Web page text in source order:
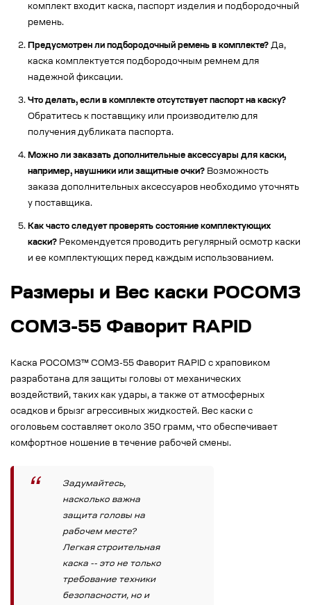
комплект входит каска, паспорт изделия и подбородочный
ремень.
Предусмотрен ли подбородочный ремень в комплекте? Да,
каска комплектуется подбородочным ремнем для
надежной фиксации.
Что делать, если в комплекте отсутствует паспорт на каску?
Обратитесь к поставщику или производителю для
получения дубликата паспорта.
Можно ли заказать дополнительные аксессуары для каски,
например, наушники или защитные очки? Возможность
заказа дополнительных аксессуаров необходимо уточнять
у поставщика.
Как часто следует проверять состояние комплектующих
каски? Рекомендуется проводить регулярный осмотр каски
и ее комплектующих перед каждым использованием.
Размеры и Вес каски РОСОМЗ
СОМЗ-55 Фаворит RAPID
Каска РОСОМЗ™ СОМЗ-55 Фаворит RAPID с храповиком
разработана для защиты головы от механических
воздействий, таких как удары, а также от атмосферных
осадков и брызг агрессивных жидкостей. Вес каски с
оголовьем составляет около 350 грамм, что обеспечивает
комфортное ношение в течение рабочей смены.
Задумайтесь,
насколько важна
защита головы на
рабочем месте?
Легкая строительная
каска -- это не только
требование техники
безопасности, но и